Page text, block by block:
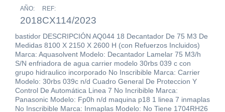
AÑO:
2018
REF:
CX114/2023
bastidor DESCRIPCIÓN AQ044 18 Decantador De 75 M3 De
Medidas 8100 X 2150 X 2600 H (con Refuerzos Incluidos)
Marca: Aquasolvent Modelo: Decantador Lamelar 75 M3/h
S/N enfriadora de agua carrier modelo 30rbs 039 c con
grupo hidraulico incorporado No Inscribible Marca: Carrier
Modelo: 30rbs 039c n/d Cuadro General De Proteccion Y
Control De Automática Linea 7 No Incribible Marca:
Panasonic Modelo: Fp0h n/d maquina p18 1 linea 7 inmaplas
No Inscribible Marca: Inmaplas Modelo: No Tiene 1704RH26